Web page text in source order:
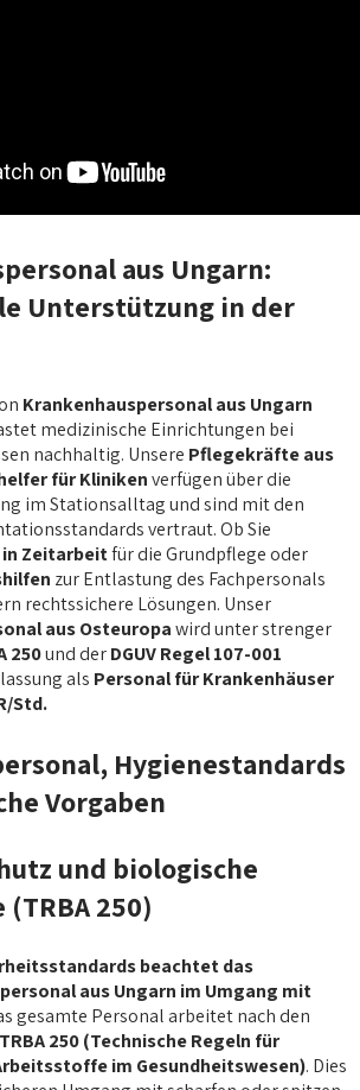
aus Ungarn:
Unterstützung in der
Krankenhauspersonal aus Ungarn
medizinische Einrichtungen bei
nachhaltig. Unsere Pflegekräfte aus
für Klinikenverfügen über die
im Stationsalltag und sind mit den
vertraut. Ob Sie
Zeitarbeitfür die Grundpflege oder
zur Entlastung des Fachpersonals
rechtssichere Lösungen. Unser
aus Osteuropawird unter strenger
250und derDGUV Regel 107-001
als Personal für Krankenhäuser
Std.
Hygienestandards
Vorgaben
und biologische
250)
beachtet das
aus Ungarn im Umgang mit
gesamte Personal arbeitet nach den
TRBA 250 (Technische Regeln für
im Gesundheitswesen). Dies